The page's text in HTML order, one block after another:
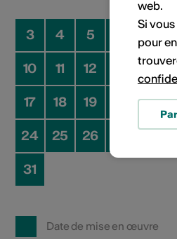
3 4 5
10 11 12 14
17 18 19 21
24 25 26
31
Date de mise en œuvre
web.
Si
pour